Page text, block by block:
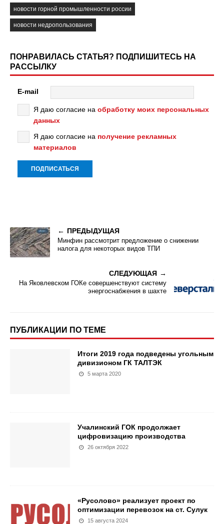
новости горной промышленности россии
новости недропользования
ПОНРАВИЛАСЬ СТАТЬЯ? ПОДПИШИТЕСЬ НА
РАССЫЛКУ
E-mail
Я даю согласие на обработку моих персональных
данных
Я даю согласие на получение рекламных
материалов
ПРЕДЫДУЩАЯ
Минфин рассмотрит предложение о снижении
налога для некоторых видов ТПИ
СЛЕДУЮЩАЯ
На Яковлевском ГОКе совершенствуют систему
энергоснабжения в шахте
ПУБЛИКАЦИИ ПО ТЕМЕ
Итоги 2019 года подведены угольным
дивизионом ГК ТАЛТЭК
5 марта 2020
Учалинский ГОК продолжает
цифровизацию производства
26 октября 2022
«Русолово» реализует проект по
оптимизации перевозок на ст. Сулук
15 августа 2024